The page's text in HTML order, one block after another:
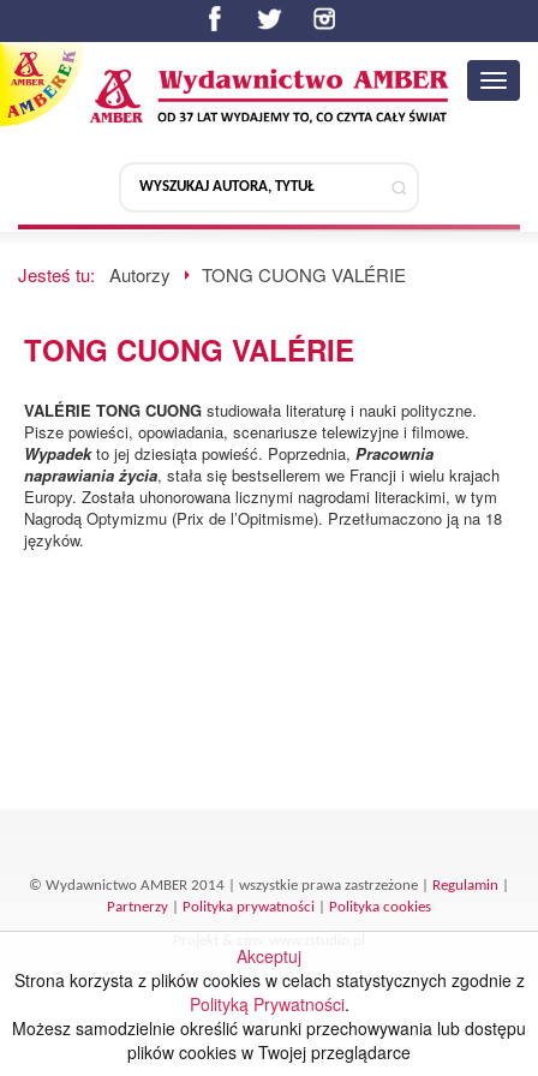
Jesteś tu: Autorzy TONG CUONG VALÉRIE
TONG CUONG VALÉRIE
VALÉRIE TONG CUONG studiowała literaturę i nauki polityczne.
Pisze powieści, opowiadania, scenariusze telewizyjne i filmowe.
Wypadekto jej dziesiąta powieść. Poprzednia, Pracownia
naprawiania życia, stała się bestsellerem we Francji i wielu krajach
Europy. Została uhonorowana licznymi nagrodami literackimi, w tym
Nagrodą Optymizmu (Prix de l’Opitmisme). Przetłumaczono ją na 18
języków.
© Wydawnictwo AMBER 2014 | wszystkie prawa zastrzeżone | Regulamin
Partnerzy
Polityka prywatności Polityka cookies
Akceptuj
Strona korzysta z plików cookies w celach statystycznych zgodnie z
Polityką Prywatności.
Możesz samodzielnie określić warunki przechowywania lub dostępu
plików cookies w Twojej przeglądarce